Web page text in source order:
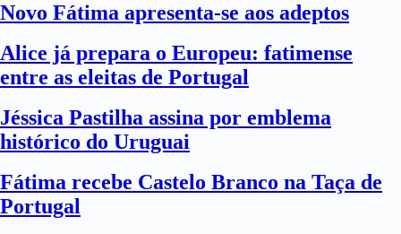
Novo Fátima apresenta-se aos adeptos
Alice já prepara o Europeu: fatimense
entre as eleitas de Portugal
Jéssica Pastilha assina por emblema
histórico do Uruguai
Fátima recebe Castelo Branco na Taça de
Portugal